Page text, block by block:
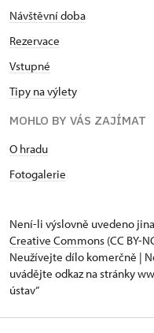
Návštěvní doba
Rezervace
Vstupné
Tipy na výlety
MOHLO BY VÁS ZAJÍMAT
O hradu
Fotogalerie
Není-li výslovně uvedeno
Creative Commons (CC BY-
Neužívejte dílo komerčně |
uvádějte odkaz na stránky
ústav“